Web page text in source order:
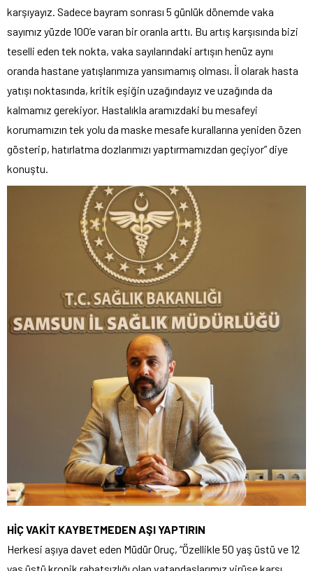
karşıyayız. Sadece bayram sonrası 5 günlük dönemde vaka
sayımız yüzde 100’e varan bir oranla arttı. Bu artış karşısında bizi
teselli eden tek nokta, vaka sayılarındaki artışın henüz aynı
oranda hastane yatışlarımıza yansımamış olması. İl olarak hasta
yatışı noktasında, kritik eşiğin uzağındayız ve uzağında da
kalmamız gerekiyor. Hastalıkla aramızdaki bu mesafeyi
korumamızın tek yolu da maske mesafe kurallarına yeniden özen
gösterip, hatırlatma dozlarımızı yaptırmamızdan geçiyor” diye
konuştu.
HİÇ VAKİT KAYBETMEDEN AŞI YAPTIRIN
Herkesi aşıya davet eden Müdür Oruç, “Özellikle 50 yaş üstü ve 12